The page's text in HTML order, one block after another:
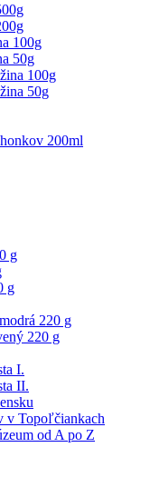
100g
50g
100g
50g
200ml
g
g
220 g
220 g
I.
II.
v Topoľčiankach
od A po Z